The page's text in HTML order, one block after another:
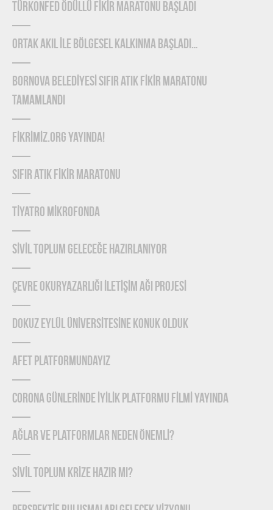
TÜRKONFED Ödüllü FİKİR Maratonu Başladı
ORTAK AKIL İLE BÖLGESEL KALKINMA BAŞLADI…
BORNOVA BELEDİYESİ SIFIR ATIK FİKİR MARATONU
TAMAMLANDI
FİKRİMİZ.ORG YAYINDA!
SIFIR ATIK FİKİR MARATONU
TİYATRO MİKROFONDA
SİVİL TOPLUM GELECEĞE HAZIRLANIYOR
ÇEVRE OKURYAZARLIĞI İLETİŞİM AĞI PROJESİ
DOKUZ EYLÜL ÜNİVERSİTESİNE KONUK OLDUK
AFET PLATFORMUNDAYIZ
CORONA GÜNLERİNDE İYİLİK PLATFORMU FİLMİ YAYINDA
Ağlar ve Platformlar Neden Önemlİ?
SİVİL TOPLUM KRİZE HAZIR MI?